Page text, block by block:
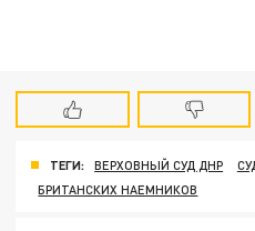
ТЕГИ: ВЕРХОВНЫЙ СУД ДНР
БРИТАНСКИХ НАЕМНИКОВ